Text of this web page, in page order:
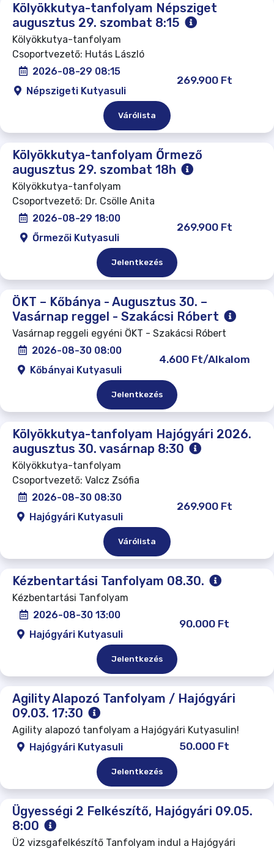
Kölyökkutya-tanfolyam Népsziget
augusztus 29. szombat 8:15
Kölyökkutya-tanfolyam
Csoportvezető: Hutás László
2026-08-29 08:15
Népszigeti Kutyasuli
269.900 Ft
Várólista
Kölyökkutya-tanfolyam Őrmező
augusztus 29. szombat 18h
Kölyökkutya-tanfolyam
Csoportvezető: Dr. Csölle Anita
2026-08-29 18:00
Őrmezői Kutyasuli
269.900 Ft
Jelentkezés
ÖKT – Kőbánya - Augusztus 30. –
Vasárnap reggel - Szakácsi Róbert
Vasárnap reggeli egyéni ÖKT - Szakácsi Róbert
2026-08-30 08:00
Kőbányai Kutyasuli
4.600 Ft/Alkalom
Jelentkezés
Kölyökkutya-tanfolyam Hajógyári 2026.
augusztus 30. vasárnap 8:30
Kölyökkutya-tanfolyam
Csoportvezető: Valcz Zsófia
2026-08-30 08:30
Hajógyári Kutyasuli
269.900 Ft
Várólista
Kézbentartási Tanfolyam 08.30.
Kézbentartási Tanfolyam
2026-08-30 13:00
Hajógyári Kutyasuli
90.000 Ft
Jelentkezés
Agility Alapozó Tanfolyam / Hajógyári
09.03. 17:30
Agility alapozó tanfolyam a Hajógyári Kutyasulin!
Hajógyári Kutyasuli
50.000 Ft
Jelentkezés
Ügyességi 2 Felkészítő, Hajógyári 09.05.
8:00
Ü2 vizsgafelkészítő Tanfolyam indul a Hajógyári